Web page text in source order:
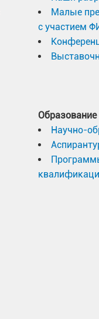
Малые
с участием
Образование
Научно-